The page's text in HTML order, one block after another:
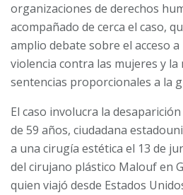
organizaciones de derechos
acompañado de cerca el caso,
amplio debate sobre el acceso
violencia contra las mujeres y la
sentencias proporcionales a la
El caso involucra la
de 59 años, ciudadana
a una cirugía estética el 13 de
del cirujano plástico Malouf en
quien viajó desde Estados